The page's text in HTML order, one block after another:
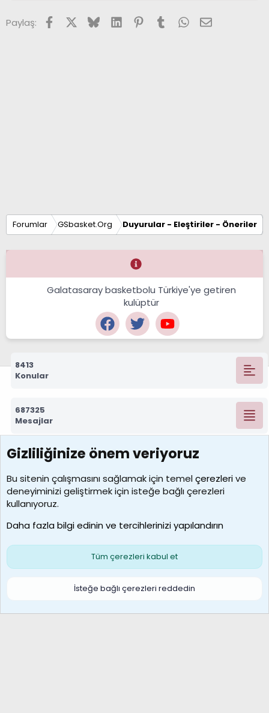
Paylaş: FacebookX (Twitter)
BlueskyLinkedInPinterest
TumblrWhatsApp
E-posta
Forumlar GSbasket.Org Duyurular - Eleştiriler - Öneriler
Galatasaray basketbolu Türkiye'ye getiren
kulüptür
8413
Konular
687325
Mesajlar
7390
Kullanıcılar
MosesBrownHayranı
Son üye
Çerezler
S
Gizliliğinize önem veriyoruz
Bu sitenin çalışmasını sağlamak için temelçerezlerive
deneyiminizi geliştirmek için isteğe bağlı çerezleri
kullanıyoruz.
Daha fazla bilgi edinin ve tercihlerinizi yapılandırın
Tüm çerezleri kabul et
İsteğe bağlı çerezleri reddedin